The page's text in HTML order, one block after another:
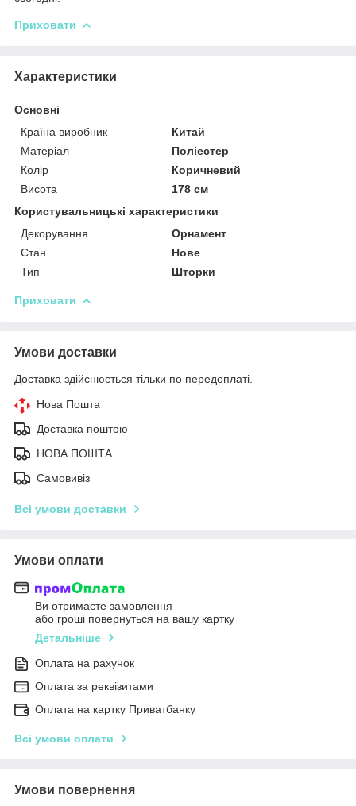
Приховати
Характеристики
Основні
Країна виробник
Китай
Матеріал
Поліестер
Колір
Коричневий
Висота
178 см
Користувальницькі характеристики
Декорування
Орнамент
Стан
Нове
Тип
Шторки
Приховати
Умови доставки
Доставка здійснюється тільки по передоплаті.
Нова Пошта
Доставка поштою
НОВА ПОШТА
Самовивіз
Всі умови доставки
Умови оплати
Ви отримаєте замовлення
або гроші повернуться на вашу картку
Детальніше
Оплата на рахунок
Оплата за реквізитами
Оплата на картку Приватбанку
Всі умови оплати
Умови повернення